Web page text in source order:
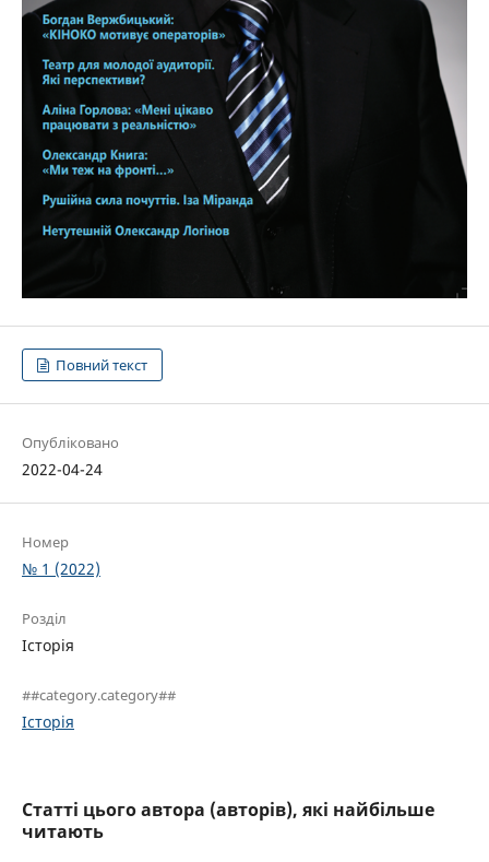
Повний текст
Опубліковано
2022-04-24
Номер
№ 1 (2022)
Розділ
Історія
##category.category##
Історія
Статті цього автора (авторів), які найбільше
читають